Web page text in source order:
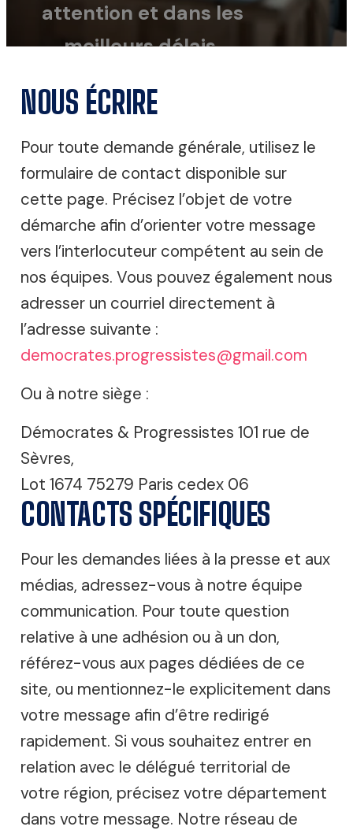
attention et dans les
meilleurs délais.
NOUS ÉCRIRE
Pour toute demande générale, utilisez le
formulaire de contact disponible sur
cette page. Précisez l’objet de votre
démarche afin d’orienter votre message
vers l’interlocuteur compétent au sein de
nos équipes. Vous pouvez également nous
adresser un courriel directement à
l’adresse suivante :
democrates.progressistes@gmail.com
Ou à notre siège :
Démocrates & Progressistes 101 rue de
Sèvres,
Lot 1674 75279 Paris cedex 06
CONTACTS SPÉCIFIQUES
Pour les demandes liées à la presse et aux
médias, adressez-vous à notre équipe
communication. Pour toute question
relative à une adhésion ou à un don,
référez-vous aux pages dédiées de ce
site, ou mentionnez-le explicitement dans
votre message afin d’être redirigé
rapidement. Si vous souhaitez entrer en
relation avec le délégué territorial de
votre région, précisez votre département
dans votre message. Notre réseau de